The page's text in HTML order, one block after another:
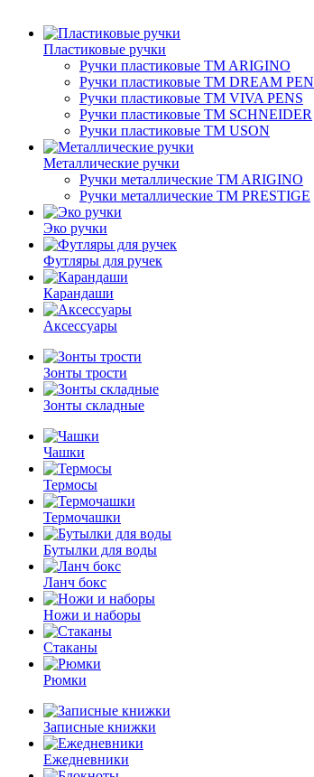
Пластиковые ручки
Ручки пластиковые TM ARIGINO
Ручки пластиковые ТМ DREAM PEN
Ручки пластиковые ТМ VIVA PENS
Ручки пластиковые ТМ SCHNEIDER
Ручки пластиковые ТМ USON
Металлические ручки
Ручки металлические TM ARIGINO
Ручки металлические TM PRESTIGE
Эко ручки
Футляры для ручек
Карандаши
Аксессуары
Зонты трости
Зонты складные
Чашки
Термосы
Термочашки
Бутылки для воды
Ланч бокс
Ножи и наборы
Стаканы
Рюмки
Записные книжки
Ежедневники